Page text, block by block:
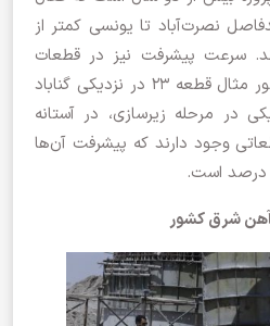
نصرت‌آباد تا یونسی کمتر از
سرعت پیشرفت نیز در قطعات
مختلف یکسان نیست؛ به‌طور مثال قطعه ۲۳ در نزدیکی گناباد
در مرحله زیرسازی، در آستانه
وجود دارند که پیشرفت آن‌ها
شرق کشور